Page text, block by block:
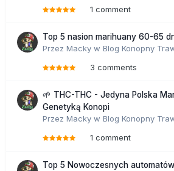
1 comment
Top 5 nasion marihuany 60-65
Przez Macky w Blog Konopny
3 comments
🌱 THC-THC - Jedyna Polska
Genetyką Konopi
Przez Macky w Blog Konopny
1 comment
Top 5 Nowoczesnych